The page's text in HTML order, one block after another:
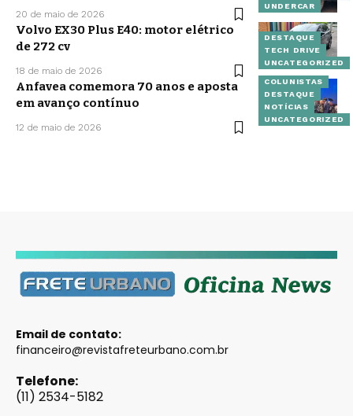
UNDERCAR
20 de maio de 2026
DESTAQUE
TECH DRIVE
UNCATEGORIZED
Volvo EX30 Plus E40: motor elétrico
de 272 cv
18 de maio de 2026
COLUNISTAS
DESTAQUE
NOTÍCIAS
UNCATEGORIZED
Anfavea comemora 70 anos e aposta
em avanço contínuo
12 de maio de 2026
Email de contato:
financeiro@revistafreteurbano.com.br
Telefone:
(11) 2534-5182